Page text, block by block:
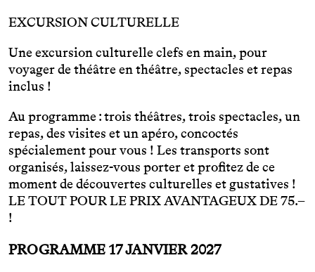
EXCURSION CULTURELLE
Une excursion culturelle clefs en main, pour
voyager de théâtre en théâtre, spectacles et repas
inclus !
Au programme : trois théâtres, trois spectacles, un
repas, des visites et un apéro, concoctés
spécialement pour vous ! Les transports sont
organisés, laissez-vous porter et profitez de ce
moment de découvertes culturelles et gustatives !
LE TOUT POUR LE PRIX AVANTAGEUX DE 75.–
!
PROGRAMME 17 JANVIER 2027